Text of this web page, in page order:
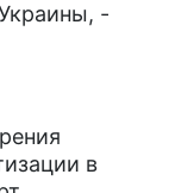
-
в